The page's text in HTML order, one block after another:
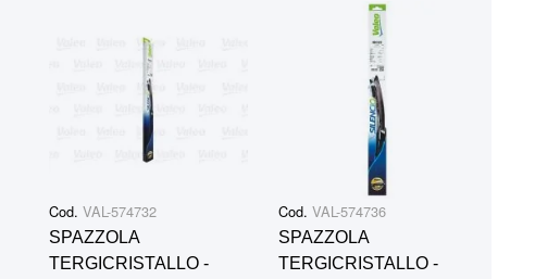
Cod. VAL-574732
SPAZZOLA
TERGICRISTALLO -
Cod. VAL-574736
SPAZZOLA
TERGICRISTALLO -